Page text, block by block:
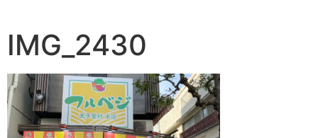
IMG_2430